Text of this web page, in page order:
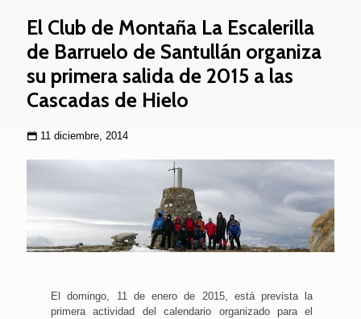
El Club de Montaña La Escalerilla
de Barruelo de Santullán organiza
su primera salida de 2015 a las
Cascadas de Hielo
11 diciembre, 2014
El domingo, 11 de enero de 2015, está prevista la
primera actividad del calendario organizado para el